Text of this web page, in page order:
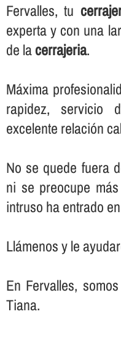
Fervalles, tu
experta y con una
de lacerrajeria.
Máxima
rapidez, servicio
excelente relación
No se quede fuera
ni se preocupe
intruso ha entrado
Llámenos y le
En Fervalles,
Tiana.